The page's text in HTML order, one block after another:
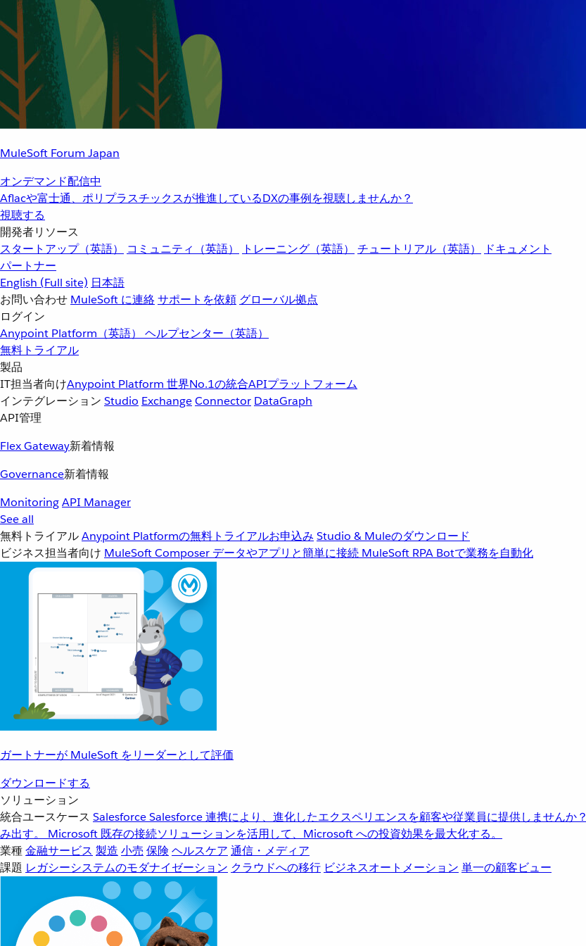
MuleSoft Forum Japan
オンデマンド配信中
Aflacや富士通、ポリプラスチックスが推進しているDXの事例を視聴しませんか？
視聴する
開発者リソース
スタートアップ（英語）
コミュニティ（英語） トレーニング（英語） チュートリアル（英語）
ドキュメント
パートナー
English (Full site) 日本語
お問い合わせ MuleSoft に連絡サポートを依頼 グローバル拠点
ログイン
Anypoint Platform（英語） ヘルプセンター（英語）
無料トライアル
製品
IT担当者向けAnypoint Platform 世界No.1の統合APIプラットフォーム
インテグレーション Studio ExchangeConnector DataGraph
API管理
Flex Gateway新着情報
Governance新着情報
MonitoringAPI Manager
See all
無料トライアルAnypoint Platformの無料トライアルお申込み Studio & Muleのダウンロード
ビジネス担当者向け MuleSoft Composer データやアプリと簡単に接続 MuleSoft RPA Botで業務を自動化
ガートナーが MuleSoft をリーダーとして評価
ダウンロードする
ソリューション
統合ユースケース SalesforceSalesforce 連携により、進化したエクスペリエンスを顧客や従業員に提供しませんか？
み出す。
Microsoft 既存の接続ソリューションを活用して、Microsoft への投資効果を最大化する。
業種金融サービス 製造 小売 保険 ヘルスケア 通信・メディア
課題 レガシーシステムのモダナイゼーション クラウドへの移行 ビジネスオートメーション 単一の顧客ビュー